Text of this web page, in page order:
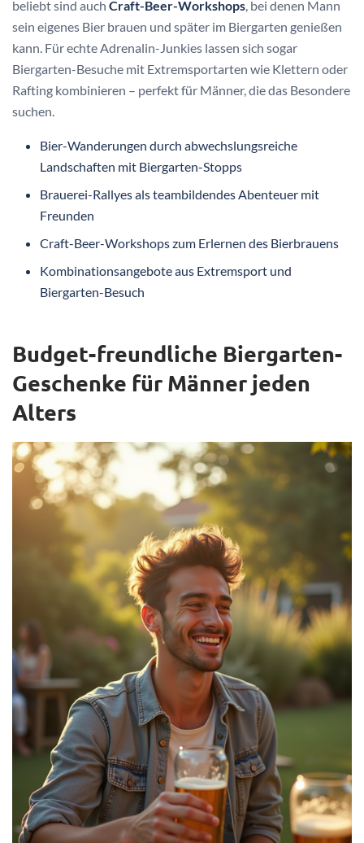
beliebt sind auch Craft-Beer-Workshops, bei denen Mann
sein eigenes Bier brauen und später im Biergarten genießen
kann. Für echte Adrenalin-Junkies lassen sich sogar
Biergarten-Besuche mit Extremsportarten wie Klettern oder
Rafting kombinieren – perfekt für Männer, die das Besondere
suchen.
Bier-Wanderungen durch abwechslungsreiche
Landschaften mit Biergarten-Stopps
Brauerei-Rallyes als teambildendes Abenteuer mit
Freunden
Craft-Beer-Workshops zum Erlernen des Bierbrauens
Kombinationsangebote aus Extremsport und
Biergarten-Besuch
Budget-freundliche Biergarten-
Geschenke für Männer jeden
Alters